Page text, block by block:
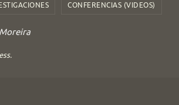
CONFERENCIAS (VIDEOS)